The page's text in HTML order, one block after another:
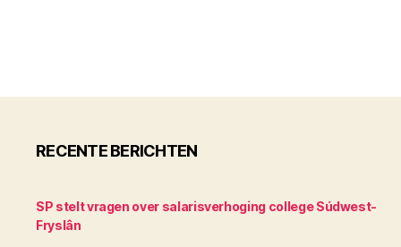
RECENTE BERICHTEN
SP stelt vragen over salarisverhoging college Súdwest-
Fryslân